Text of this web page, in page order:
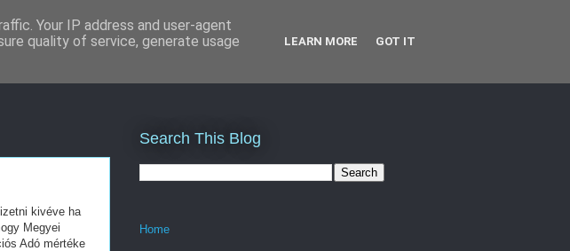
kivéve ha
Megyei
Adó mértéke
Search This Blog
Home
Your IP address and user-agent
quality of service, generate usage
LEARN MORE GOT IT